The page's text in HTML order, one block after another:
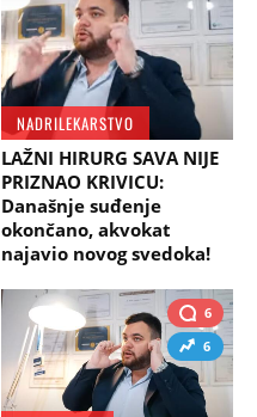
NADRILEKARSTVO
LAŽNI HIRURG SAVA NIJE
PRIZNAO KRIVICU:
Današnje suđenje
okončano, akvokat
najavio novog svedoka!
6
6